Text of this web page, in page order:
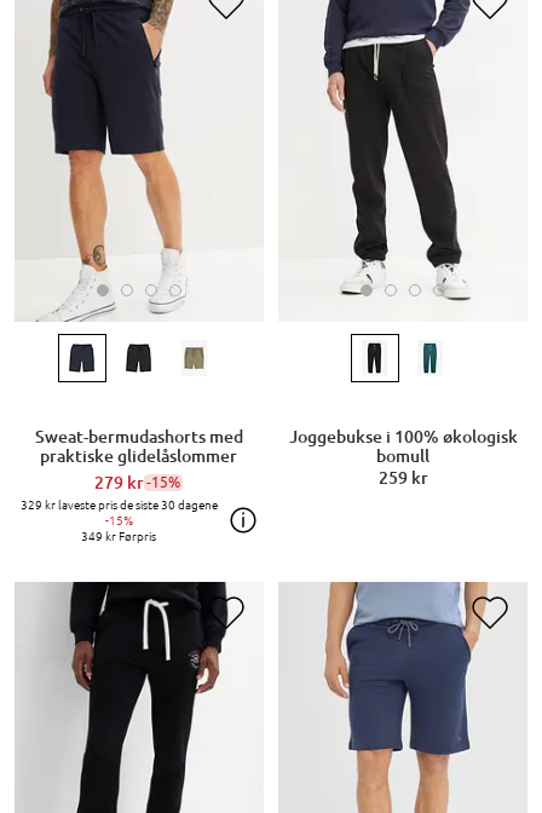
Sweat-bermudashorts med
praktiske glidelåslommer
279 kr-15%
329 krlaveste pris de siste 30 dagene
-15%
349 krFørpris
Joggebukse i 100% økologisk
bomull
259 kr